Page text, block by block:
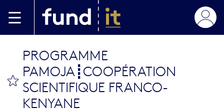
PROGRAMME
PAMOJA┋COOPÉRATION
SCIENTIFIQUE FRANCO-
KENYANE